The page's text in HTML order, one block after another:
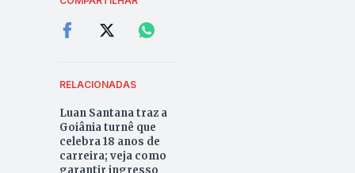
RELACIONADAS
Luan Santana traz a
Goiânia turnê que
celebra 18 anos de
carreira; veja como
garantir ingresso